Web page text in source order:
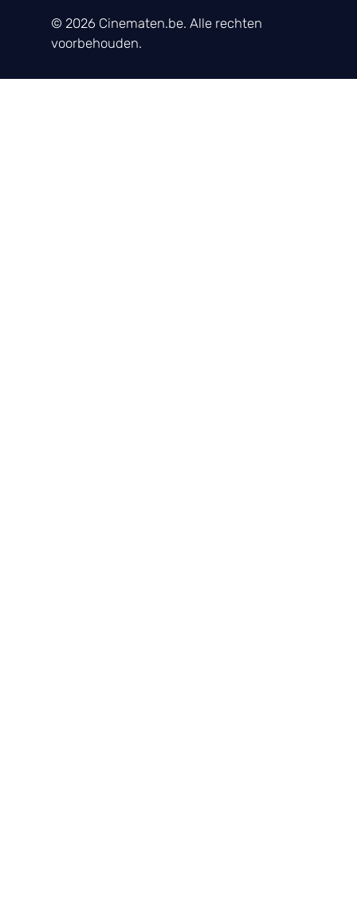
© 2026 Cinematen.be. Alle rechten
voorbehouden.